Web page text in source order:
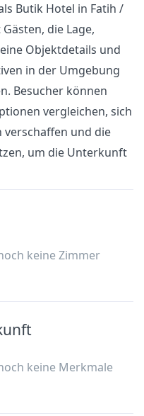
Butik Hotel in Fatih /
die Lage,
Objektdetails und
in der Umgebung
Besucher können
vergleichen, sich
verschaffen und die
um die Unterkunft
keine Zimmer
keine Merkmale